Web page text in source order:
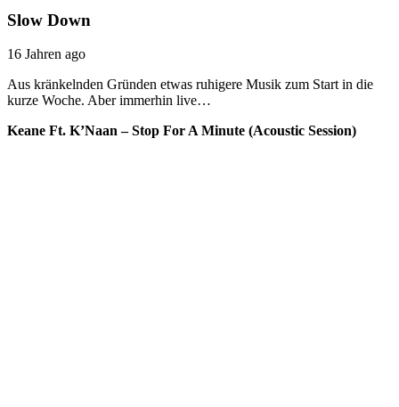
Slow Down
16 Jahren ago
Aus kränkelnden Gründen etwas ruhigere Musik zum Start in die
kurze Woche. Aber immerhin live…
Keane Ft. K’Naan – Stop For A Minute (Acoustic Session)